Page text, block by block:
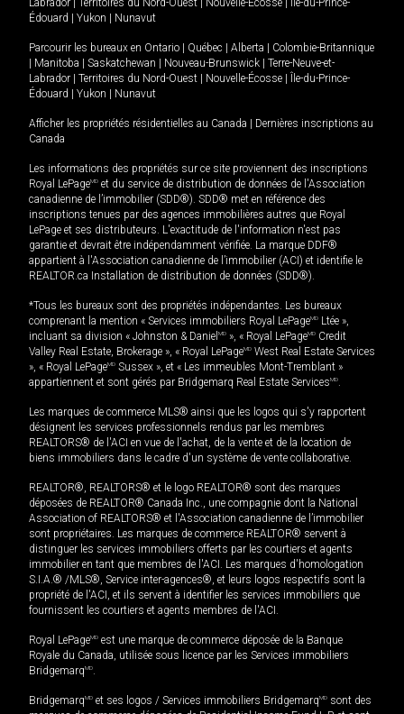
Labrador
Territoires du Nord-Ouest Nouvelle-Écosse
Île-du-Prince-
Édouard
Yukon Nunavut
Parcourir les bureaux en Ontario Québec Alberta
Colombie-Britannique
Manitoba Saskatchewan Nouveau-Brunswick
Terre-Neuve-et-
Labrador
Territoires du Nord-Ouest Nouvelle-Écosse
Île-du-Prince-
Édouard
Yukon Nunavut
Afficher les propriétés résidentielles au Canada
Dernières inscriptions au
Canada
Les informations des propriétés sur ce site proviennent des inscriptions
Royal LePageMD et du service de distribution de données de l'Association
canadienne de l’immobilier (SDD®). SDD® met en référence des
inscriptions tenues par des agences immobilières autres que Royal
LePage et ses distributeurs. L'exactitude de l'information n'est pas
garantie et devrait être indépendamment vérifiée. La marque DDF®
appartient à l'Association canadienne de l’immobilier (ACI) et identifie le
REALTOR.ca Installation de distribution de données (SDD®).
*Tous les bureaux sont des propriétés indépendantes. Les bureaux
comprenant la mention « Services immobiliers Royal LePageMD Ltée »,
incluant sa division « Johnston & Daniel MD », « Royal LePageMD Credit
Valley Real Estate, Brokerage », « Royal LePageMD West Real Estate Services
», « Royal LePageMD Sussex », et « Les immeubles Mont-Tremblant »
appartiennent et sont gérés par Bridgemarq Real Estate ServicesMD.
Les marques de commerce MLS® ainsi que les logos qui s'y rapportent
désignent les services professionnels rendus par les membres
REALTORS® de l'ACI en vue de l'achat, de la vente et de la location de
biens immobiliers dans le cadre d'un système de vente collaborative.
REALTOR®, REALTORS® et le logo REALTOR® sont des marques
déposées de REALTOR® Canada Inc., une compagnie dont la National
Association of REALTORS® et l'Association canadienne de l’immobilier
sont propriétaires. Les marques de commerce REALTOR® servent à
distinguer les services immobiliers offerts par les courtiers et agents
immobilier en tant que membres de l'ACI. Les marques d'homologation
S.I.A.® /MLS®, Service inter-agences®, et leurs logos respectifs sont la
propriété de l'ACI, et ils servent à identifier les services immobiliers que
fournissent les courtiers et agents membres de l'ACI.
Royal LePageMD est une marque de commerce déposée de la Banque
Royale du Canada, utilisée sous licence par les Services immobiliers
BridgemarqMD.
BridgemarqMD et ses logos / Services immobiliers BridgemarqMD sont des